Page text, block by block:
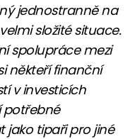
jednostranně na
složité situace.
spolupráce mezi
někteří finanční
v investicích
potřebné
jako tipaři pro jiné